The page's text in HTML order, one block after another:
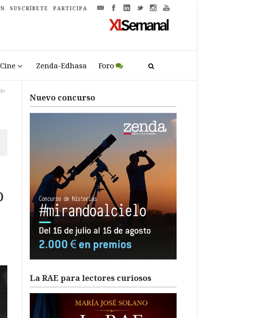
SUSCRÍBETE PARTICIPA
Zenda-Edhasa Foro
Nuevo concurso
La RAE para lectores curiosos